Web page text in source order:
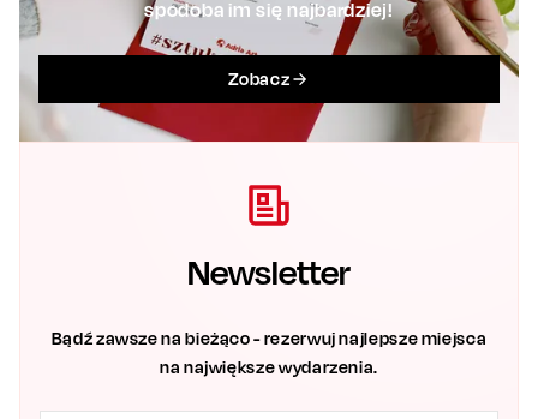
spodoba im się najbardziej!
Zobacz
Newsletter
Bądź zawsze na bieżąco - rezerwuj najlepsze miejsca
na największe wydarzenia.